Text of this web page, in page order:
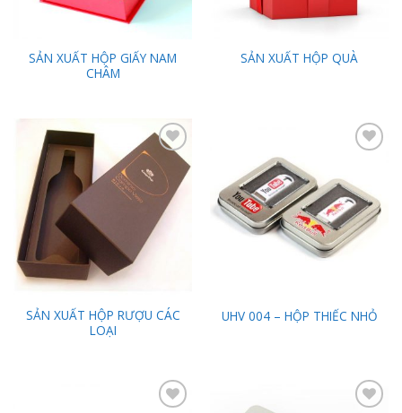
SẢN XUẤT HỘP GIẤY NAM
CHÂM
SẢN XUẤT HỘP QUÀ
Add to
Wishlist
SẢN XUẤT HỘP RƯỢU CÁC
LOẠI
UHV 004 – HỘP THIẾC NHỎ